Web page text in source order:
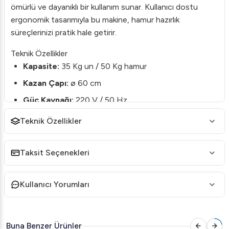
ömürlü ve dayanıklı bir kullanım sunar. Kullanıcı dostu
ergonomik tasarımıyla bu makine, hamur hazırlık
süreçlerinizi pratik hale getirir.
Teknik Özellikler
Kapasite: 35 Kg un / 50 Kg hamur
Kazan Çapı: ø 60 cm
Güç Kaynağı:220 V / 50 Hz
Motor Gücü: 0,55 kW / 0,75 HP
Ölçüler:70 x 96 x 79 cm
Paket Ölçüleri:82 x 108 x 95 cm
Ağırlık:85 kg
Neden Viber VHE.HYPD.35M?
Teknik Özellikler
Taksit Seçenekleri
Kullanıcı Yorumları
Buna Benzer Ürünler